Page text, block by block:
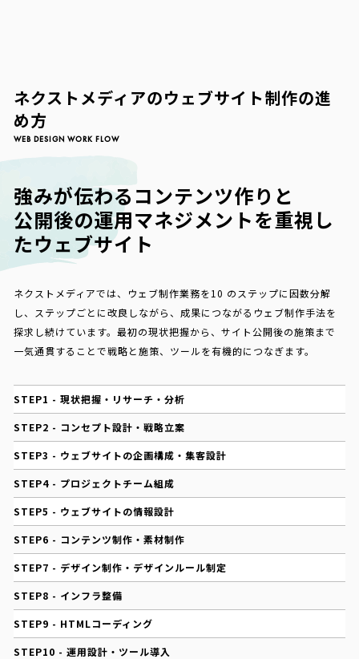
ネクストメディアのウェブサイト制作の進
め方
WEB DESIGN WORK FLOW
強みが伝わるコンテンツ作りと
公開後の運用マネジメントを重視し
たウェブサイト
ネクストメディアでは、ウェブ制作業務を10 のステップに因数分解
し、ステップごとに改良しながら、成果につながるウェブ制作手法を
探求し続けています。最初の現状把握から、サイト公開後の施策まで
一気通貫することで戦略と施策、ツールを有機的につなぎます。
STEP1 - 現状把握・リサーチ・分析
STEP2 - コンセプト設計・戦略立案
STEP3 - ウェブサイトの企画構成・集客設計
STEP4 - プロジェクトチーム組成
STEP5 - ウェブサイトの情報設計
STEP6 - コンテンツ制作・素材制作
STEP7 - デザイン制作・デザインルール制定
STEP8 - インフラ整備
STEP9 - HTMLコーディング
STEP10 - 運用設計・ツール導入